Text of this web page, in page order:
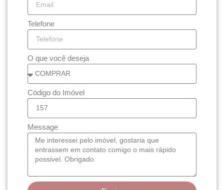
Telefone
O que você deseja
Código do Imóvel
Message